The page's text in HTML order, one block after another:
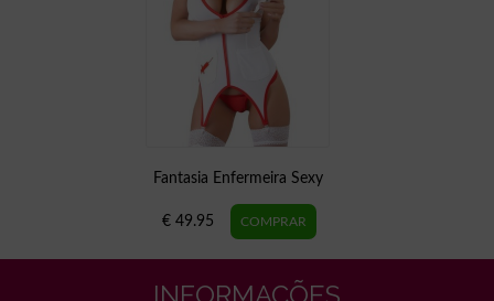
Fantasia Enfermeira Sexy
€ 49.95
INFORMAÇÕES